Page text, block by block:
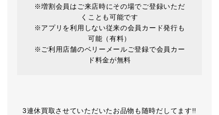
※増割会員はご来店時にその場でご登録いただ
くことも可能です
※アプリを利用しない従来の会員カード発行も
可能（有料）
※ご利用店舗のベリーメールご登録で会員カー
ド料金が無料
3連休買取させていただいたお品物も随時だしてます!!